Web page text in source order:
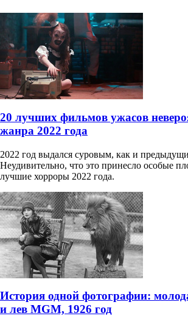
20 лучших фильмов ужасов
жанра 2022 года
2022 год выдался суровым, как и
Неудивительно, что это принесло особые
лучшие хорроры 2022 года.
История одной фотографии:
и лев MGM, 1926 год